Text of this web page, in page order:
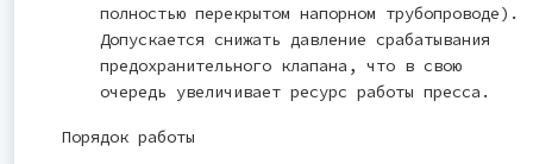
полностью перекрытом напорном трубопроводе).
Допускается снижать давление срабатывания
предохранительного клапана, что в свою
очередь увеличивает ресурс работы пресса.
Порядок работы